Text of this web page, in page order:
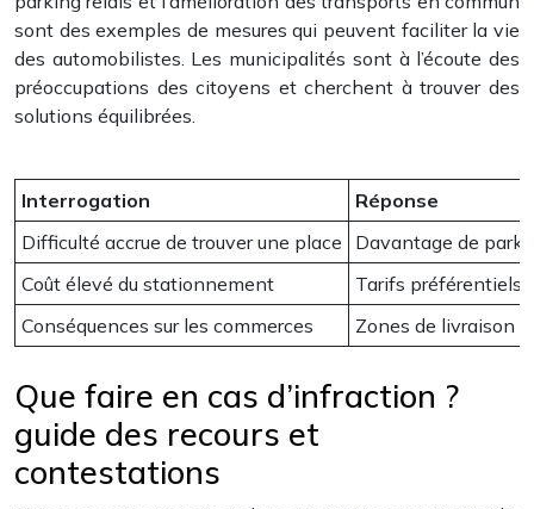
sont des exemples de mesures qui peuvent faciliter la vie
des automobilistes. Les municipalités sont à l’écoute des
préoccupations des citoyens et cherchent à trouver des
solutions équilibrées.
Interrogation
Réponse
Difficulté accrue de trouver une place
Davantage de
Coût élevé du stationnement
Tarifs préférentiels
Conséquences sur les commerces
Zones de livraison
Que faire en cas d’infraction ?
guide des recours et
contestations